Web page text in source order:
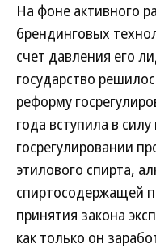
На фоне активного
брендинговых
счет давления его
государство
реформу
года вступила в
госрегулировании
этилового спирта,
спиртосодержащей
принятия закона
как только он